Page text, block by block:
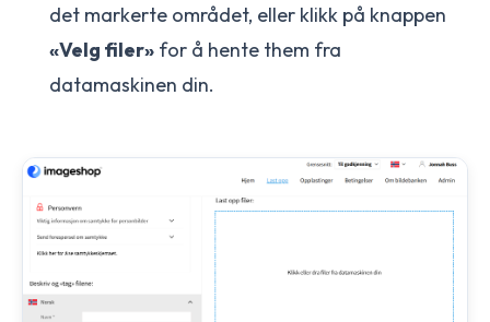
det markerte området, eller klikk på knappen
«Velg filer» for å hente them fra
datamaskinen din.